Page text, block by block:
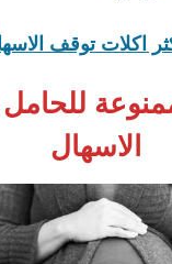
اكلات توقف
الاسهال